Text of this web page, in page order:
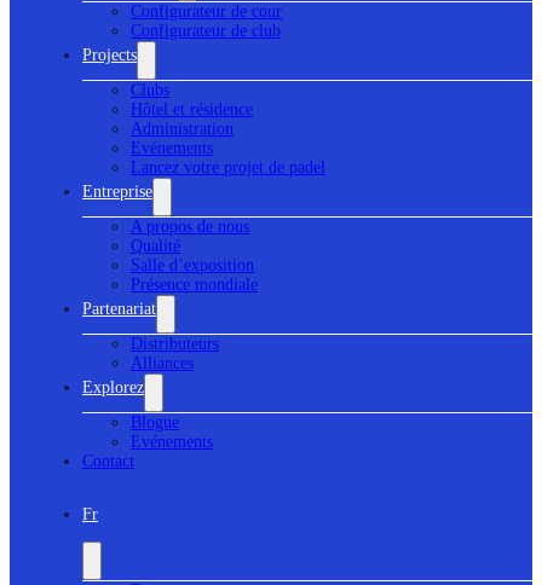
Configurateur de cour
Configurateur de club
Projects
Clubs
Hôtel et résidence
Administration
Evénements
Lancez votre projet de padel
Entreprise
A propos de nous
Qualité
Salle d’exposition
Présence mondiale
Partenariat
Distributeurs
Alliances
Explorez
Blogue
Evénements
Contact
Fr